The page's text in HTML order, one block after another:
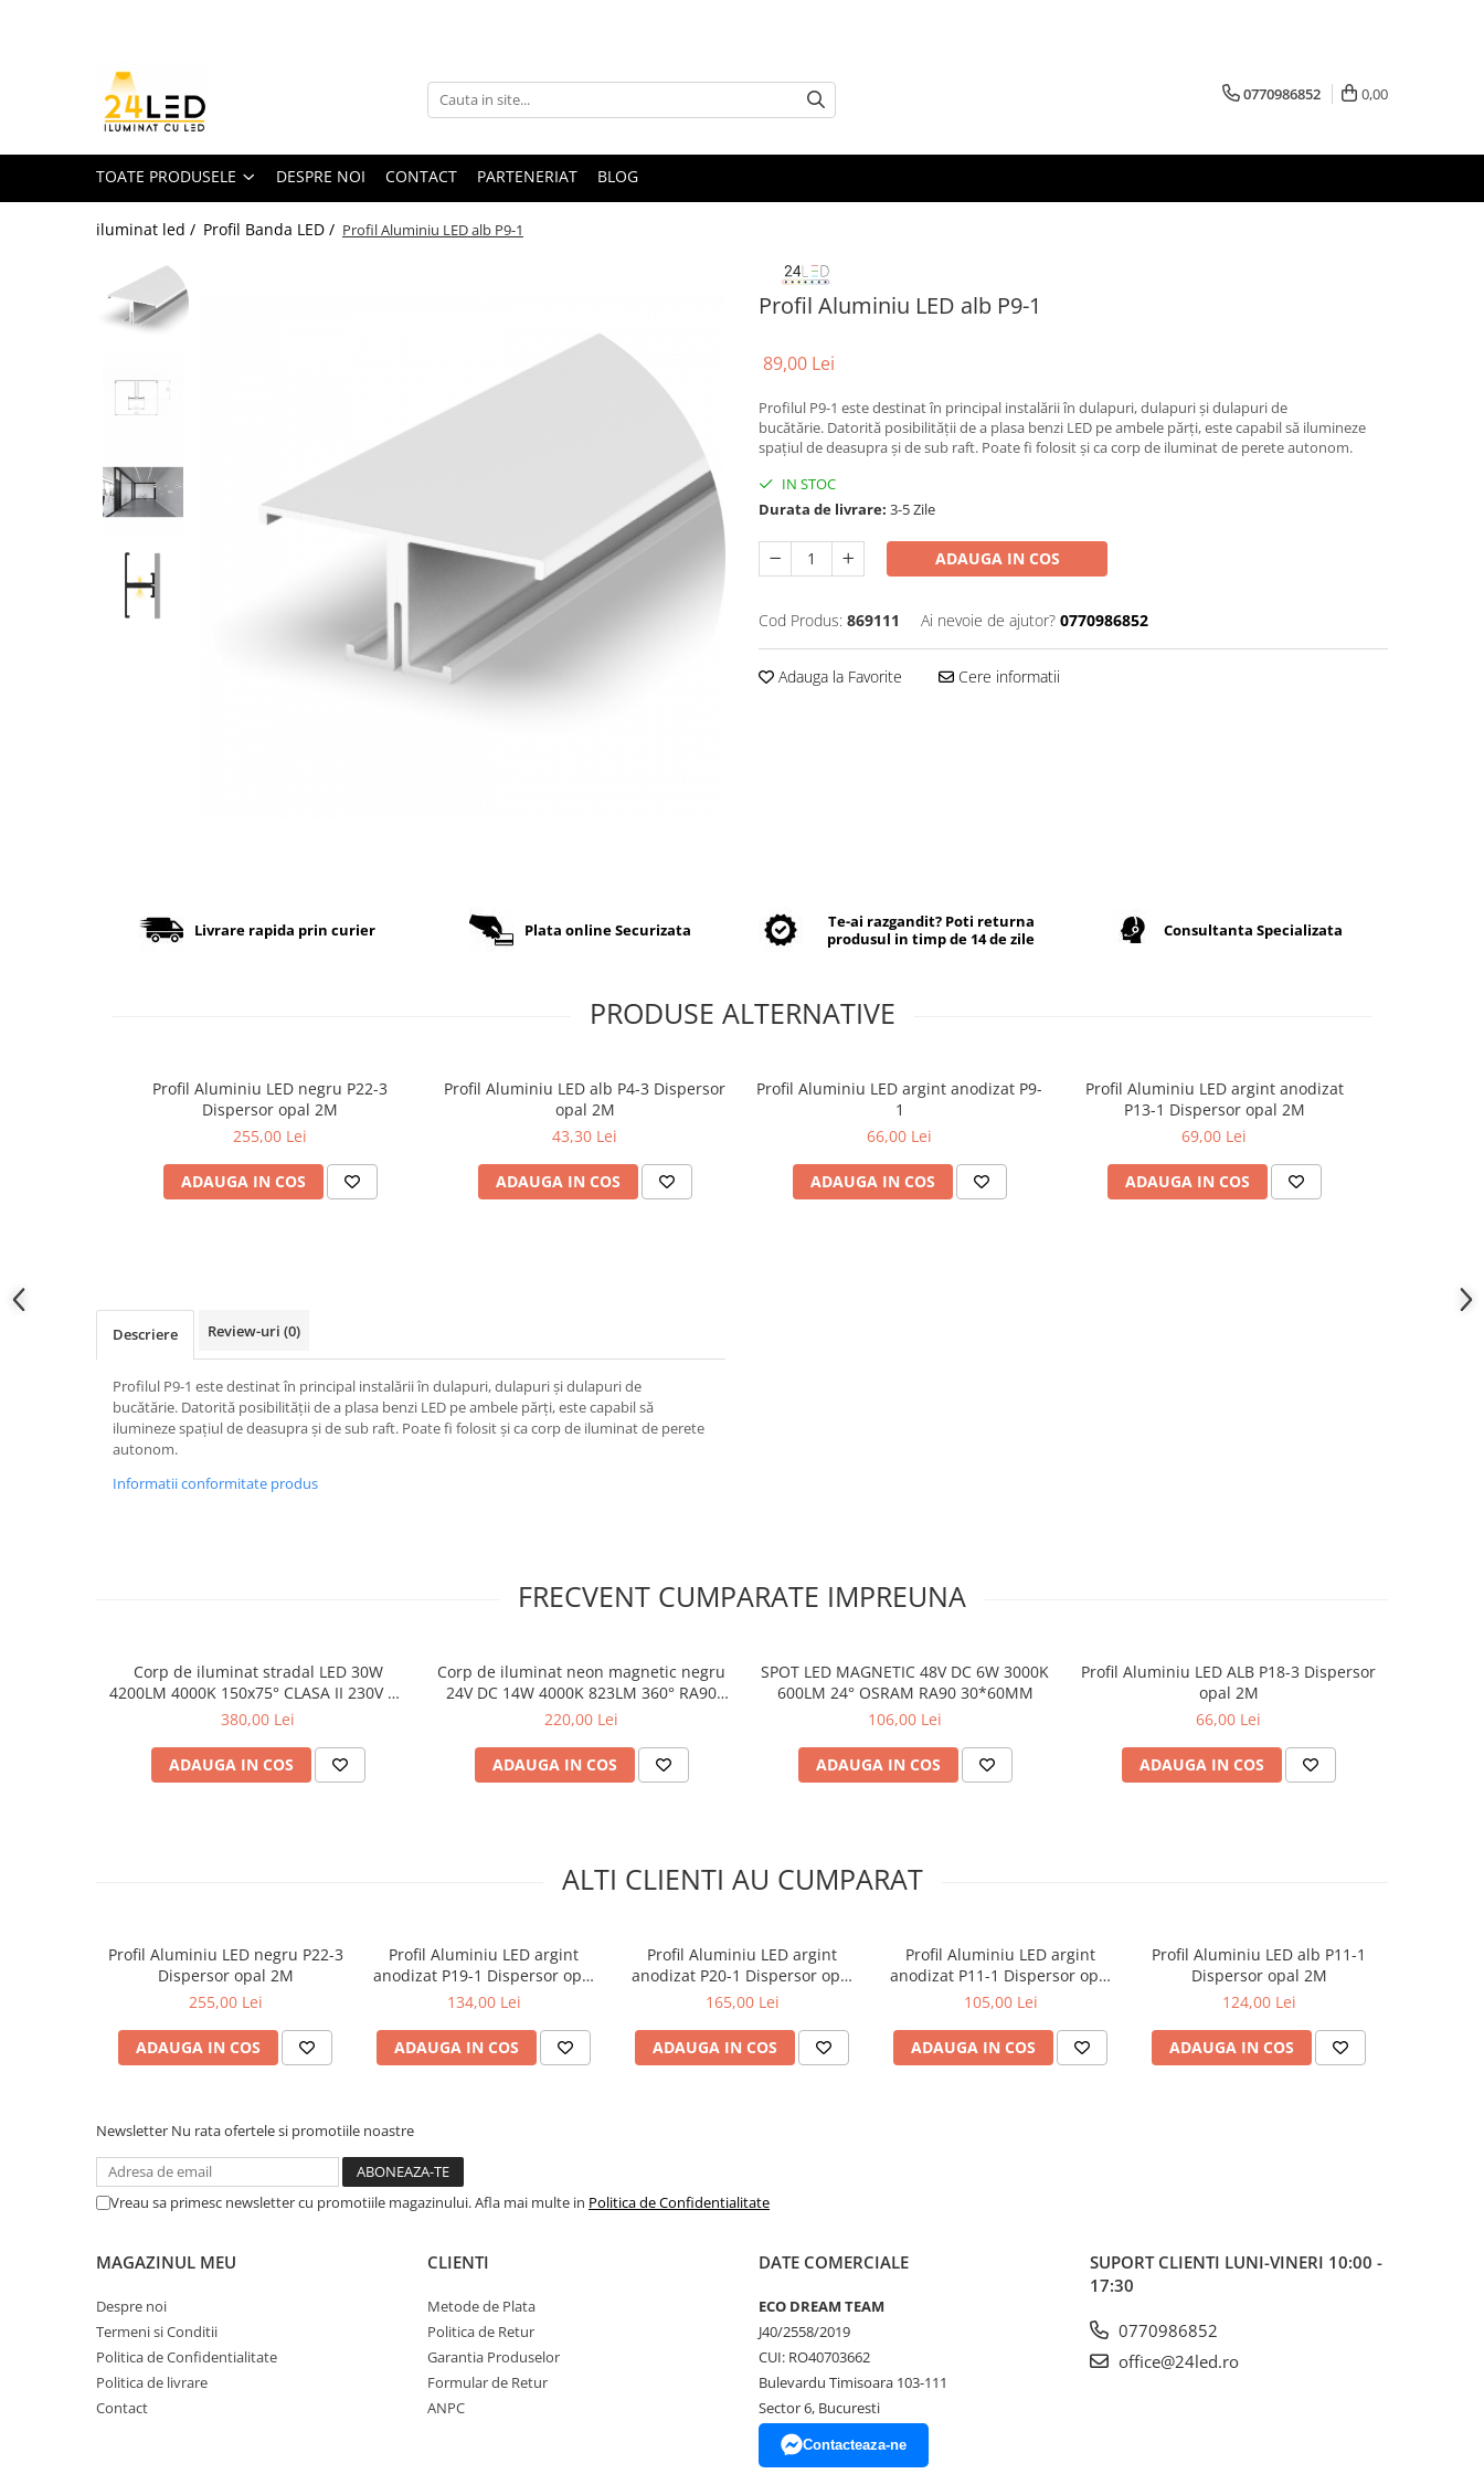
Toate Produsele
Banda Led COB
Banda LED 12V
Banda LED RGB
Banda LED 24V
Furtun Luminos
Banda Digitala
Accesorii banda led
Conectori banda led
Comutatoare / Detectoare PIR
Lampi de perete
Corpuri de Iluminat pe Sina LED
Sina magnetica LED 48V
Corpuri Industriale LED
Corpuri liniare LED
Panouri LED
Proiector LED Fantana/Piscina
Profil LED colt
Sursa Alimentare 24V
Sursa fibra optica
0770986852 0,00
TOATE PRODUSELE DESPRE NOI CONTACT PARTENERIAT BLOG
iluminat led / Profil Banda LED / Profil Aluminiu LED alb P9-1
Profil Aluminiu LED alb P9-1
89,00 Lei
Profilul P9-1 este destinat în principal instalării în dulapuri, dulapuri și dulapuri de
bucătărie. Datorită posibilității de a plasa benzi LED pe ambele părți, este capabil să ilumineze
spațiul de deasupra și de sub raft. Poate fi folosit și ca corp de iluminat de perete autonom.
IN STOC
Durata de livrare: 3-5 Zile
ADAUGA IN COS
Cod Produs: 869111 Ai nevoie de ajutor? 0770986852
Adauga la Favorite Cere informatii
Livrare rapida prin curier Plata online Securizata
Te-ai razgandit? Poti returna
produsul in timp de 14 de zile
Consultanta Specializata
PRODUSE ALTERNATIVE
Profil Aluminiu LED negru P22-3
Dispersor opal 2M
255,00 Lei
ADAUGA IN COS
Profil Aluminiu LED alb P4-3 Dispersor
opal 2M
43,30 Lei
ADAUGA IN COS
Profil Aluminiu LED argint anodizat P9-
1
66,00 Lei
ADAUGA IN COS
Profil Aluminiu LED argint anodizat
P13-1 Dispersor opal 2M
69,00 Lei
ADAUGA IN COS
Descriere Review-uri (0)
Profilul P9-1 este destinat în principal instalării în dulapuri, dulapuri și dulapuri de
bucătărie. Datorită posibilității de a plasa benzi LED pe ambele părți, este capabil să
ilumineze spațiul de deasupra și de sub raft. Poate fi folosit și ca corp de iluminat de perete
autonom.
Informatii conformitate produs
FRECVENT CUMPARATE IMPREUNA
Corp de iluminat stradal LED 30W
4200LM 4000K 150x75° CLASA II 230V AC
IP66
380,00 Lei
ADAUGA IN COS
Corp de iluminat neon magnetic negru
24V DC 14W 4000K 823LM 360° RA90
L1000MM
220,00 Lei
ADAUGA IN COS
SPOT LED MAGNETIC 48V DC 6W 3000K
600LM 24° OSRAM RA90 30*60MM
106,00 Lei
ADAUGA IN COS
Profil Aluminiu LED ALB P18-3 Dispersor
opal 2M
66,00 Lei
ADAUGA IN COS
ALTI CLIENTI AU CUMPARAT
Profil Aluminiu LED negru P22-3
Dispersor opal 2M
255,00 Lei
ADAUGA IN COS
Profil Aluminiu LED argint
anodizat P19-1 Dispersor opal
2M
134,00 Lei
ADAUGA IN COS
Profil Aluminiu LED argint
anodizat P20-1 Dispersor opal
2M
165,00 Lei
ADAUGA IN COS
Profil Aluminiu LED argint
anodizat P11-1 Dispersor opal
2M
105,00 Lei
ADAUGA IN COS
Profil Aluminiu LED alb P11-1
Dispersor opal 2M
124,00 Lei
ADAUGA IN COS
Newsletter Nu rata ofertele si promotiile noastre
Vreau sa primesc newsletter cu promotiile magazinului. Afla mai multe in Politica de Confidentialitate
MAGAZINUL MEU
Despre noi
Termeni si Conditii
Politica de Confidentialitate
Politica de livrare
Contact
CLIENTI
Metode de Plata
Politica de Retur
Garantia Produselor
Formular de Retur
ANPC
DATE COMERCIALE
ECO DREAM TEAM
J40/2558/2019
CUI: RO40703662
Bulevardu Timisoara 103-111
Sector 6, Bucuresti
Contacteaza-ne
SUPORT CLIENTI LUNI-VINERI 10:00 -
17:30
0770986852
office@24led.ro